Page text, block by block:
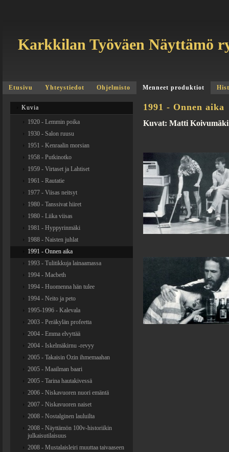
Karkkilan Työväen Näyttämö
Etusivu Yhteystiedot Ohjelmisto Menneet produktiot
1991 - Onnen aika
Kuvat: Matti Koivumäki
Kuvia
1920 - Lemmin poika
1930 - Salon ruusu
1951 - Kenraalin morsian
1958 - Putkinotko
1959 - Virtaset ja Lahtiset
1961 - Rautatie
1977 - Viisas neitsyt
1980 - Tanssivat hiiret
1980 - Liika viisas
1981 - Hyppyrinmäki
1988 - Naisten juhlat
1991 - Onnen aika
1993 - Tulitikkuja lainaamassa
1994 - Macbeth
1994 - Huomenna hän tulee
1994 - Neito ja peto
1995-1996 - Kalevala
2003 - Peräkylän profeetta
2004 - Emma elvyttää
2004 - Iskelmäkirnu -revyy
2005 - Takaisin Ozin ihmemaahan
2005 - Maailman baari
2005 - Tarina hautakivessä
2006 - Niskavuoren nuori emäntä
2007 - Niskavuoren naiset
2008 - Nostalginen lauluilta
2008 - Näyttämön 100v-historiikin
julkaisutilaisuus
2008 - Mustalaisleiri muuttaa taivaaseen